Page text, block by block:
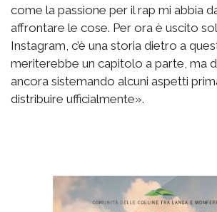
come la passione per il rap mi abbia
affrontare le cose. Per ora è uscito
Instagram, c’è una storia dietro a
meriterebbe un capitolo a parte, ma
ancora sistemando alcuni aspetti
distribuire ufficialmente».